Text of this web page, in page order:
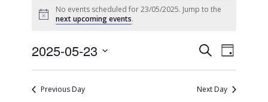
Notice
No events scheduled for 23/05/2025. Jump to the
next upcoming events.
Events
Search
and
SearchEvent
Views
Day
2025-05-23
Previous Day
Next Day